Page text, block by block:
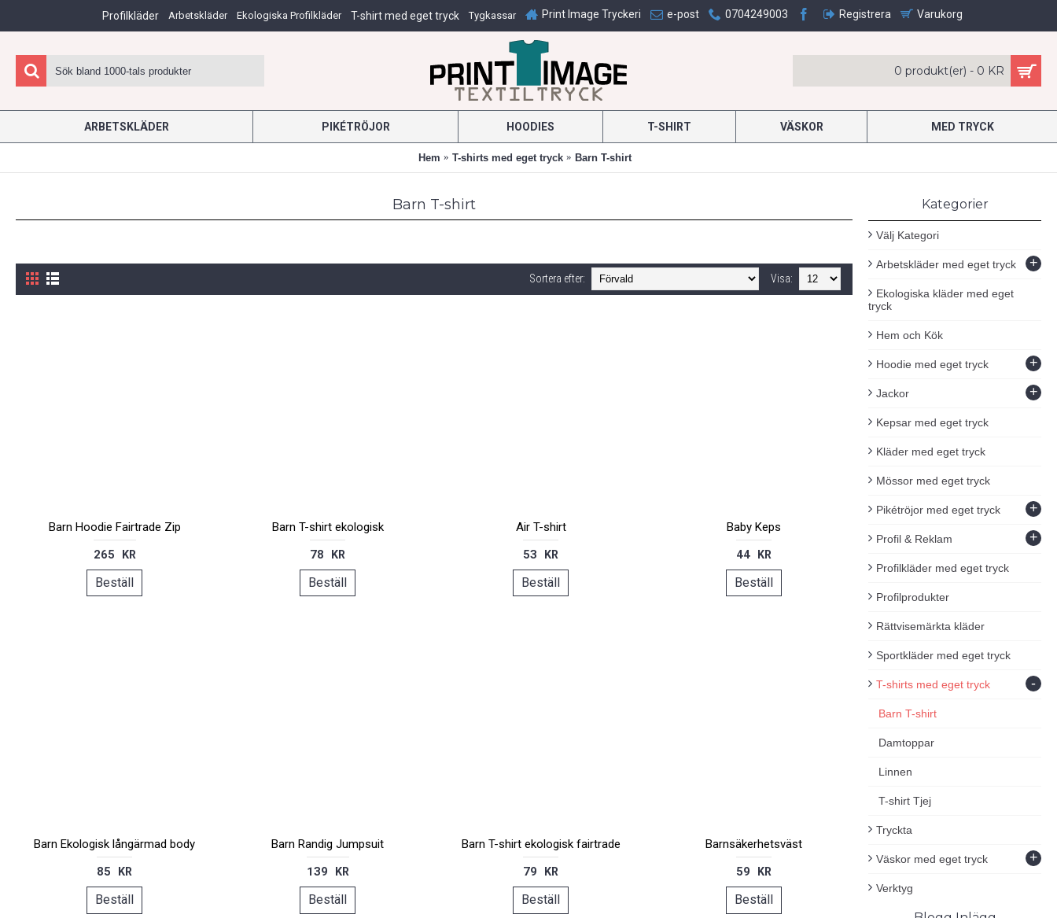
Profilkläder Arbetskläder Ekologiska Profilkläder T-shirt med eget tryck Tygkassar Print Image Tryckeri e-post 0704249003 Registrera Varukorg
0 produkt(er) - 0 KR
ARBETSKLÄDER PIKÉTRÖJOR HOODIES T-SHIRT VÄSKOR MED TRYCK
Hem T-shirts med eget tryck Barn T-shirt
Kategorier
Välj Kategori
Arbetskläder med eget tryck +
Ekologiska kläder med eget
tryck
Hem och Kök
Hoodie med eget tryck +
Jackor +
Kepsar med eget tryck
Kläder med eget tryck
Mössor med eget tryck
Pikétröjor med eget tryck +
Profil & Reklam +
Profilkläder med eget tryck
Profilprodukter
Rättvisemärkta kläder
Sportkläder med eget tryck
T-shirts med eget tryck -
Barn T-shirt
Damtoppar
Linnen
T-shirt Tjej
Tryckta
Väskor med eget tryck +
Verktyg
Barn T-shirt
Visa:
Sortera efter:
Barn Hoodie Fairtrade Zip
265 KR
Beställ
Barn T-shirt ekologisk
78 KR
Beställ
Air T-shirt
53 KR
Beställ
Baby Keps
44 KR
Beställ
Barn Ekologisk långärmad body
85 KR
Beställ
Barn Randig Jumpsuit
139 KR
Beställ
Barn T-shirt ekologisk fairtrade
79 KR
Beställ
Barnsäkerhetsväst
59 KR
Beställ